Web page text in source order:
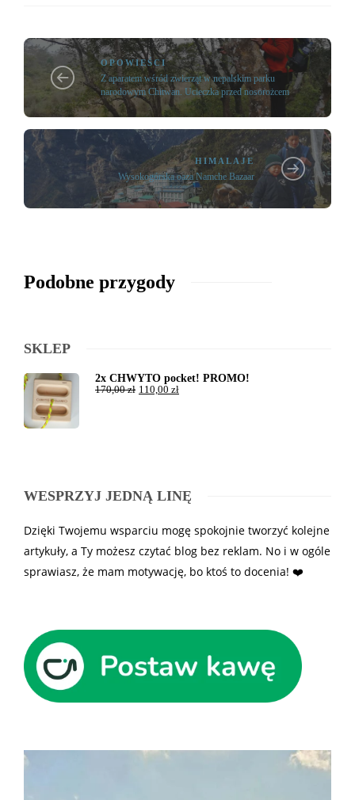
OPOWIEŚCI
Z aparatem wśród zwierząt w nepalskim parku
narodowym Chitwan. Ucieczka przed nosorożcem
HIMALAJE
Wysokogórska oaza Namche Bazaar
Podobne przygody
SKLEP
2x CHWYTO pocket! PROMO!
170,00zł 110,00 zł
WESPRZYJ JEDNĄ LINĘ
Dzięki Twojemu wsparciu mogę spokojnie tworzyć kolejne
artykuły, a Ty możesz czytać blog bez reklam. No i w ogóle
sprawiasz, że mam motywację, bo ktoś to docenia! ❤️